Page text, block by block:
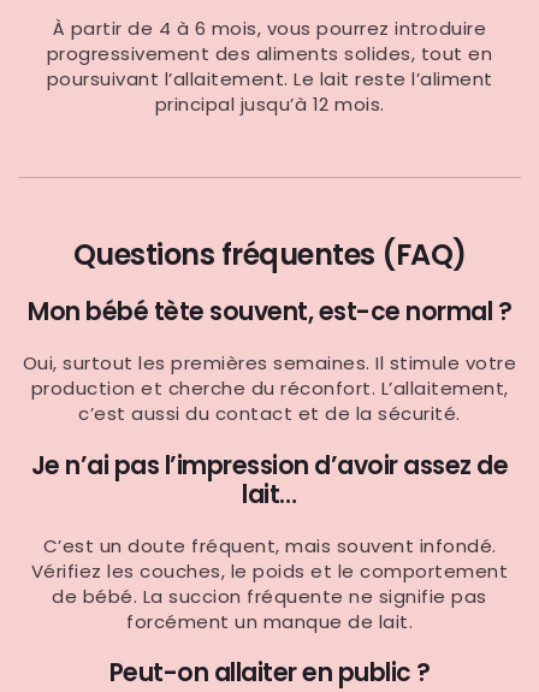
À partir de 4 à 6 mois, vous pourrez introduire
progressivement des aliments solides, tout en
poursuivant l’allaitement. Le lait reste l’aliment
principal jusqu’à 12 mois.
Questions fréquentes (FAQ)
Mon bébé tète souvent, est-ce normal ?
Oui, surtout les premières semaines. Il stimule votre
production et cherche du réconfort. L’allaitement,
c’est aussi du contact et de la sécurité.
Je n’ai pas l’impression d’avoir assez de
lait…
C’est un doute fréquent, mais souvent infondé.
Vérifiez les couches, le poids et le comportement
de bébé. La succion fréquente ne signifie pas
forcément un manque de lait.
Peut-on allaiter en public ?